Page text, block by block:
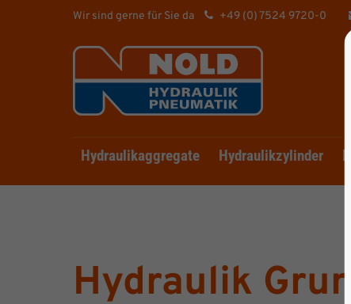
Wir sind gerne für Sie da +49 (0) 7524 9720-0
Hydraulikaggregate Hydraulikzylinder
Hydraulik